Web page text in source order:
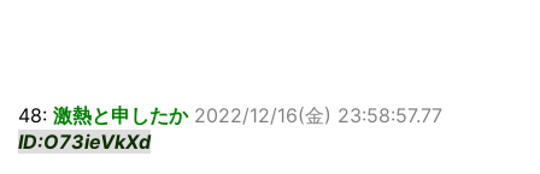
48: 激熱と申したか 2022/12/16(金) 23:58:57.77
ID:O73ieVkXd